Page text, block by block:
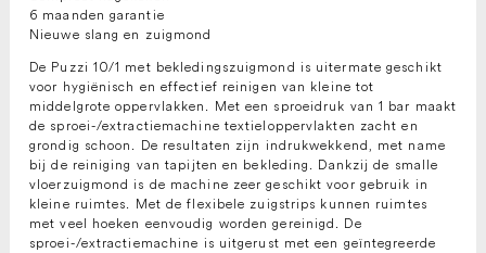
6 maanden garantie
Nieuwe slang en zuigmond
De Puzzi 10/1 met bekledingszuigmond is uitermate geschikt
voor hygiënisch en effectief reinigen van kleine tot
middelgrote oppervlakken. Met een sproeidruk van 1 bar maakt
de sproei-/extractiemachine textieloppervlakten zacht en
grondig schoon. De resultaten zijn indrukwekkend, met name
bij de reiniging van tapijten en bekleding. Dankzij de smalle
vloerzuigmond is de machine zeer geschikt voor gebruik in
kleine ruimtes. Met de flexibele zuigstrips kunnen ruimtes
met veel hoeken eenvoudig worden gereinigd. De
sproei-/extractiemachine is uitgerust met een geïntegreerde